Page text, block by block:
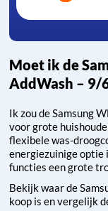
Moet ik de Samsung WD90T754ABT
AddWash – 9/
Ik zou de Samsung
voor grote
flexibele was-
energiezuinige optie
functies een grote
Bekijk waar de
koop is en vergelijk